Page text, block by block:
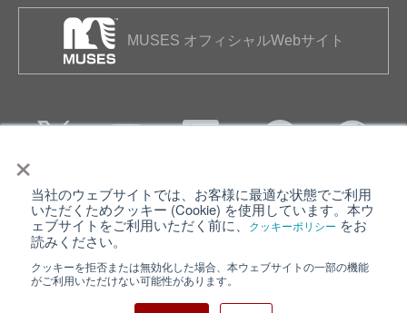
×
当社のウェブサイトでは、お客様に最適な状態でご利用
いただくためクッキー (Cookie) を使用しています。本ウ
ェブサイトをご利用いただく前に、
クッキーポリシー をお
読みください。
クッキーを拒否または無効化した場合、本ウェブサイトの一部の機能
がご利用いただけない可能性があります。
MUSES オフィシャルWebサイト
個人情報保護について ウェブサイト利用規約
クッキーポリシー
日清紡ホールディングス